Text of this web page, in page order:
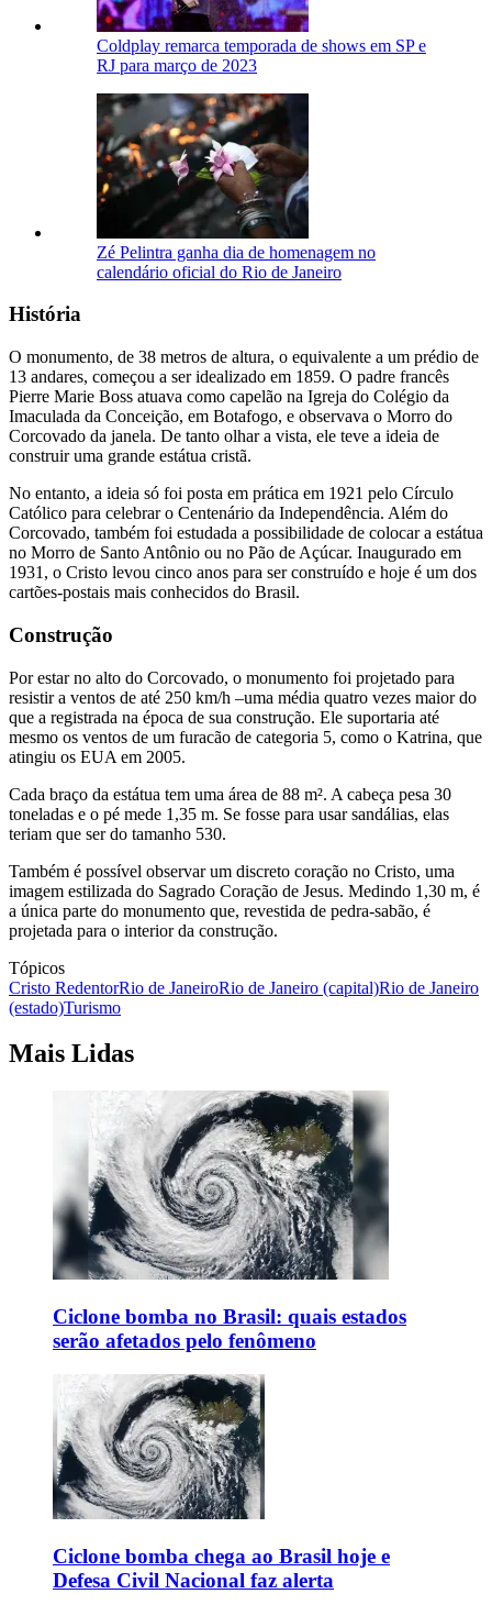
Coldplay remarca temporada de shows em SP e
RJ para março de 2023
Zé Pelintra ganha dia de homenagem no
calendário oficial do Rio de Janeiro
História
O monumento, de 38 metros de altura, o equivalente a um prédio de
13 andares, começou a ser idealizado em 1859. O padre francês
Pierre Marie Boss atuava como capelão na Igreja do Colégio da
Imaculada da Conceição, em Botafogo, e observava o Morro do
Corcovado da janela. De tanto olhar a vista, ele teve a ideia de
construir uma grande estátua cristã.
No entanto, a ideia só foi posta em prática em 1921 pelo Círculo
Católico para celebrar o Centenário da Independência. Além do
Corcovado, também foi estudada a possibilidade de colocar a estátua
no Morro de Santo Antônio ou no Pão de Açúcar. Inaugurado em
1931, o Cristo levou cinco anos para ser construído e hoje é um dos
cartões-postais mais conhecidos do Brasil.
Construção
Por estar no alto do Corcovado, o monumento foi projetado para
resistir a ventos de até 250 km/h –uma média quatro vezes maior do
que a registrada na época de sua construção. Ele suportaria até
mesmo os ventos de um furacão de categoria 5, como o Katrina, que
atingiu os EUA em 2005.
Cada braço da estátua tem uma área de 88 m². A cabeça pesa 30
toneladas e o pé mede 1,35 m. Se fosse para usar sandálias, elas
teriam que ser do tamanho 530.
Também é possível observar um discreto coração no Cristo, uma
imagem estilizada do Sagrado Coração de Jesus. Medindo 1,30 m, é
a única parte do monumento que, revestida de pedra-sabão, é
projetada para o interior da construção.
Tópicos
Cristo RedentorRio de JaneiroRio de Janeiro (capital)Rio de Janeiro
(estado)Turismo
Mais Lidas
Ciclone bomba no Brasil: quais estados
serão afetados pelo fenômeno
Ciclone bomba chega ao Brasil hoje e
Defesa Civil Nacional faz alerta